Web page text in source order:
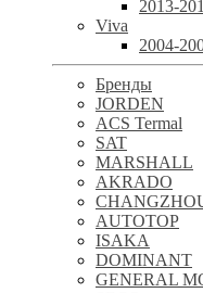
2013-
Viva
2004-
Бренды
JORDEN
ACS Termal
SAT
MARSHALL
AKRADO
AUTOTOP
ISAKA
DOMINANT
GENERAL